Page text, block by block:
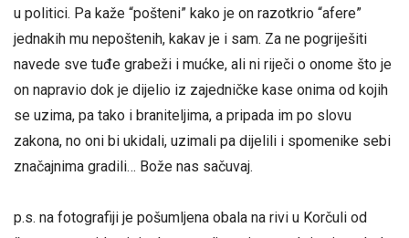
u politici. Pa kaže “pošteni” kako je on razotkrio “afere”
jednakih mu nepoštenih, kakav je i sam. Za ne pogriješiti
navede sve tuđe grabeži i mućke, ali ni riječi o onome što je
on napravio dok je dijelio iz zajedničke kase onima od kojih
se uzima, pa tako i braniteljima, a pripada im po slovu
zakona, no oni bi ukidali, uzimali pa dijelili i spomenike sebi
značajnima gradili… Bože nas sačuvaj.
p.s. na fotografiji je pošumljena obala na rivi u Korčuli od